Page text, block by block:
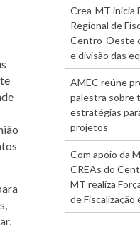
Crea-MT inicia
Regional de
Centro-Oeste
e divisão das
AMEC reúne
palestra sobre
estratégias
projetos
Com apoio da
CREAs do
MT realiza
de Fiscalização